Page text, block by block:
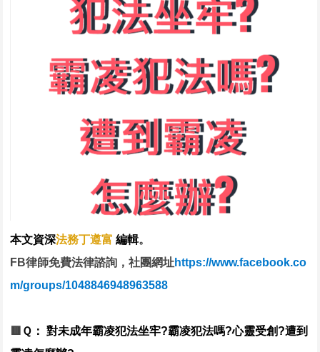
本文資深法務丁遵富 編輯。
FB律師免費法律諮詢，社團網址https://www.facebook.co
m/groups/1048846948963588
Ｑ： 對未成年霸凌犯法坐牢?霸凌犯法嗎?心靈受創?遭到